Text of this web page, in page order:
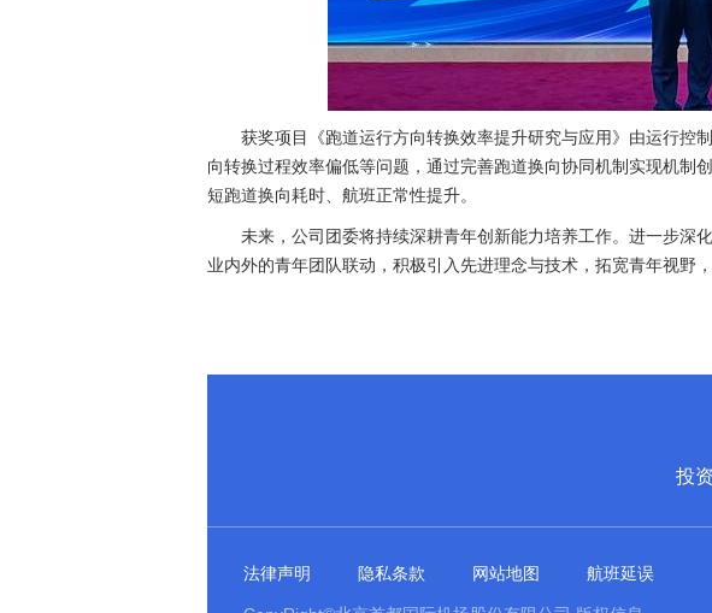
获奖项目《跑道运行方向转换效率提升研究与应用》由运行控
向转换过程效率偏低等问题，通过完善跑道换向协同机制实现机制
短跑道换向耗时、航班正常性提升。
未来，公司团委将持续深耕青年创新能力培养工作。进一步深
业内外的青年团队联动，积极引入先进理念与技术，拓宽青年视野
投
法律声明 隐私条款 网站地图 航班延误